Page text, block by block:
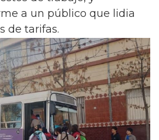
a un público que lidia
de tarifas.